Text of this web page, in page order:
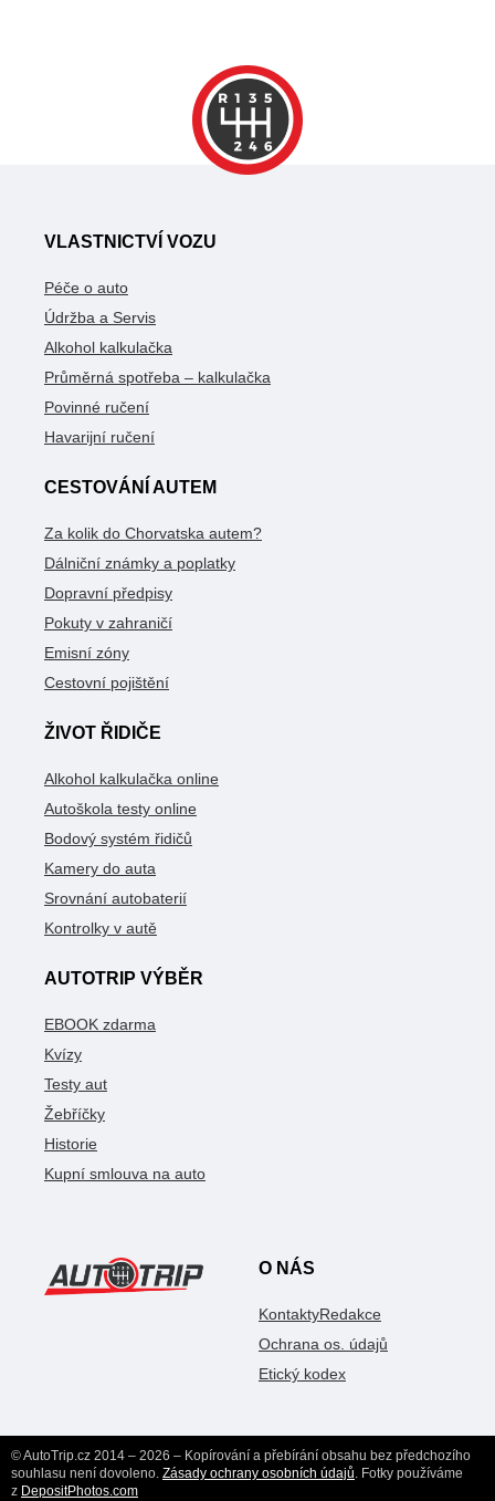
VLASTNICTVÍ VOZU
Péče o auto
Údržba a Servis
Alkohol kalkulačka
Průměrná spotřeba – kalkulačka
Povinné ručení
Havarijní ručení
CESTOVÁNÍ AUTEM
Za kolik do Chorvatska autem?
Dálniční známky a poplatky
Dopravní předpisy
Pokuty v zahraničí
Emisní zóny
Cestovní pojištění
ŽIVOT ŘIDIČE
Alkohol kalkulačka online
Autoškola testy online
Bodový systém řidičů
Kamery do auta
Srovnání autobaterií
Kontrolky v autě
AUTOTRIP VÝBĚR
EBOOK zdarma
Kvízy
Testy aut
Žebříčky
Historie
Kupní smlouva na auto
O NÁS
KontaktyRedakce
Ochrana os. údajů
Etický kodex
© AutoTrip.cz 2014 – 2026 – Kopírování a přebírání obsahu bez předchozího
souhlasu není dovoleno. Zásady ochrany osobních údajů . Fotky používáme
z DepositPhotos.com